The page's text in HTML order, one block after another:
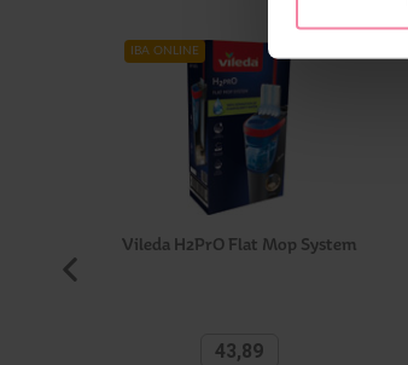
IBA ONLINE
Vileda H2PrO Flat Mop System
43,89